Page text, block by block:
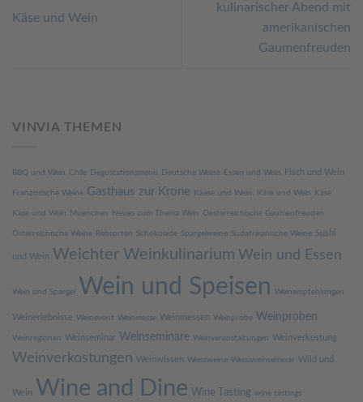
Käse und Wein
kulinarischer Abend mit
amerikanischen
Gaumenfreuden
VINVIA THEMEN
BBQ und Wein Chile Degustationsmenü Deutsche Weine Essen und Wein Fisch und Wein
Französische Weine Gasthaus zur Krone Käese und Wein; Käse und Wein Käse
Käse und Wein Muenchen Neues zum Thema Wein Oesterreichische Gaumenfreuden
Österreichische Weine Rebsorten Schokolade Spargelweine Südafrikanische Weine Sushi
und Wein Weichter Weinkulinarium Wein und Essen
Wein und Spargel Wein und Speisen Weinempfehlungen
Weinerlebnisse Weinevent Weinmesse Weinmessen Weinprobe Weinproben
Weinregionen Weinseminar Weinseminare Weinveranstaltungen Weinverkostung
Weinverkostungen Weinwissen Weissweine Weissweinseminar Wild und
Wein Wine and Dine Wine Tasting wine tastings